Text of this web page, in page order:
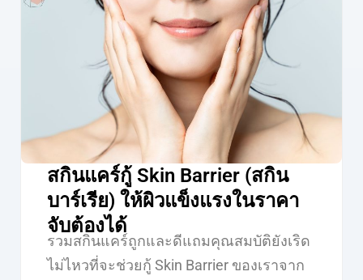
สกินแคร์กู้ Skin Barrier (สกิน
บาร์เรีย) ให้ผิวแข็งแรงในราคา
จับต้องได้
รวมสกินแคร์ถูกและดีแถมคุณสมบัติยังเริด
ไม่ไหวที่จะช่วยกู้ Skin Barrier ของเราจาก